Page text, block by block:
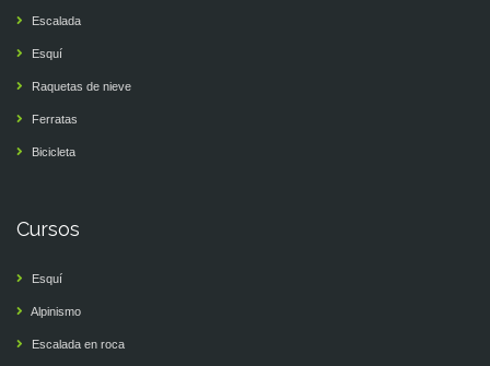
Escalada
Esquí
Raquetas de nieve
Ferratas
Bicicleta
Cursos
Esquí
Alpinismo
Escalada en roca